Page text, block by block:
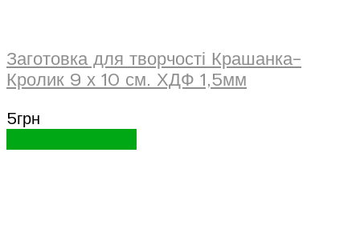
Заготовка для творчості Крашанка-
Кролик 9 х 10 см. ХДФ 1,5мм
5грн